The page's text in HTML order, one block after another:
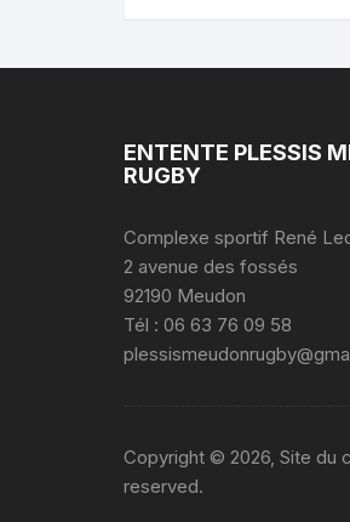
ENTENTE PLESSIS
RUGBY
Complexe sportif René
2 avenue des fossés
92190 Meudon
Tél : 06 63 76 09 58
Copyright © 2026, Site du
reserved.